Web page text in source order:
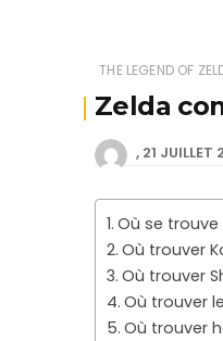
THE LEGEND OF
Zelda
21 JUILLET
Où se trouve
Où trouver
Où trouver
Où trouver
Où trouver